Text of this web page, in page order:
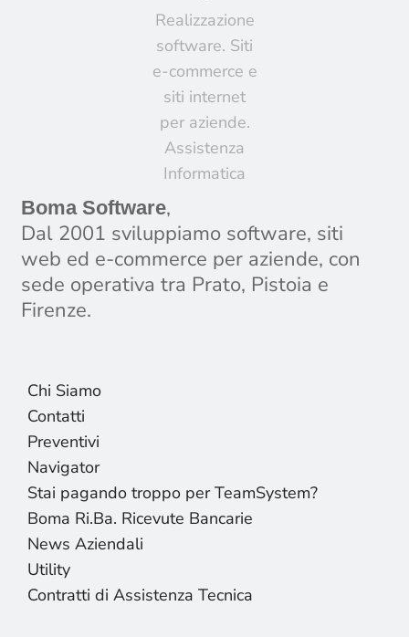
Boma Software,
Dal 2001 sviluppiamo software, siti
web ed e-commerce per aziende, con
sede operativa tra Prato, Pistoia e
Firenze.
Chi Siamo
Contatti
Preventivi
Navigator
Stai pagando troppo per TeamSystem?
Boma Ri.Ba. Ricevute Bancarie
News Aziendali
Utility
Contratti di Assistenza Tecnica